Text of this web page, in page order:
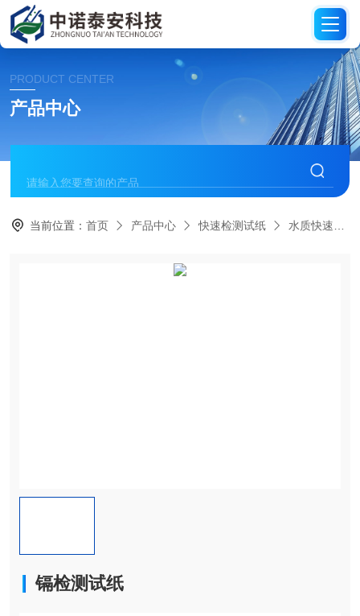
PRODUCT CENTER
产品中心
当前位置：首页 产品中心 快速检测试纸 水质快速检测
镉检测试纸